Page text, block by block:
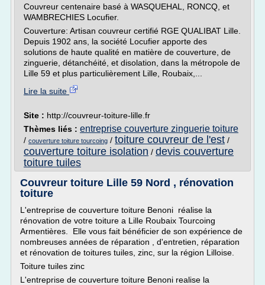
Couvreur centenaire basé à WASQUEHAL, RONCQ, et
WAMBRECHIES Locufier.
Couverture: Artisan couvreur certifié RGE QUALIBAT Lille.
Depuis 1902 ans, la société Locufier apporte des
solutions de haute qualité en matière de couverture, de
zinguerie, détanchéité, et disolation, dans la métropole de
Lille 59 et plus particulièrement Lille, Roubaix,...
Lire la suite
Site : http://couvreur-toiture-lille.fr
Thèmes liés : entreprise couverture zinguerie toiture
/ couverture toiture tourcoing / toiture couvreur de l'est /
couverture toiture isolation / devis couverture
toiture tuiles
Couvreur toiture Lille 59 Nord , rénovation
toiture
L'entreprise de couverture toiture Benoni réalise la
rénovation de votre toiture a Lille Roubaix Tourcoing
Armentières. Elle vous fait bénéficier de son expérience de
nombreuses années de réparation , d'entretien, réparation
et rénovation de toitures tuiles, zinc, sur la région Lilloise.
Toiture tuiles zinc
L'entreprise de couverture toiture Benoni realise la